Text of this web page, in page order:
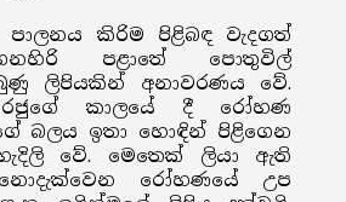
කිරිම පිළිබඳ වැදගත්
පළාතේ පොතුවිල්
ලිපියකින් අනාවරණය වේ.
කාලයේ දී රෝහණ
බලය ඉතා හොඳින් පිළිගෙන
වේ. මෙතෙක් ලියා ඇති
රෝහණයේ උප